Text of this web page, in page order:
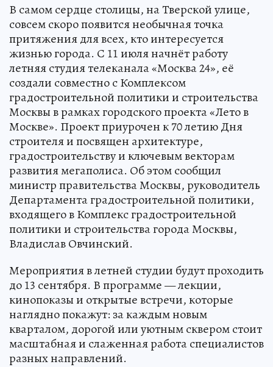
В самом сердце столицы, на Тверской улице,
совсем скоро появится необычная точка
притяжения для всех, кто интересуется
жизнью города. С 11 июля начнёт работу
летняя студия телеканала «Москва 24», её
создали совместно с Комплексом
градостроительной политики и строительства
Москвы в рамках городского проекта «Лето в
Москве». Проект приурочен к 70 летию Дня
строителя и посвящен архитектуре,
градостроительству и ключевым векторам
развития мегаполиса. Об этом сообщил
министр правительства Москвы, руководитель
Департамента градостроительной политики,
входящего в Комплекс градостроительной
политики и строительства города Москвы,
Владислав Овчинский.
Мероприятия в летней студии будут проходить
до 13 сентября. В программе — лекции,
кинопоказы и открытые встречи, которые
наглядно покажут: за каждым новым
кварталом, дорогой или уютным сквером стоит
масштабная и слаженная работа специалистов
разных направлений.